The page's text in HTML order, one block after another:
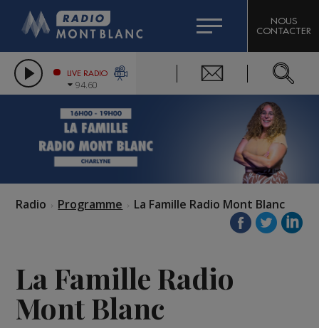
LES CHRONIQUES DE L'EXPERT
CITIZEN MACHINERY
GRAND MASSIF DOMAINES SKIABLES
COMPAGNIE DU MONT-BLANC
NOUS
CONTACTER
LIVE RADIO
94.60
Radio Programme La Famille Radio Mont Blanc
La Famille Radio
Mont Blanc